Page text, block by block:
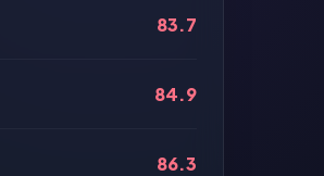
83.7
84.9
86.3